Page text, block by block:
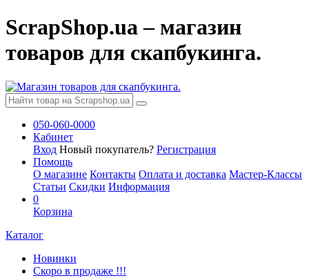
ScrapShop.ua – магазин
товаров для скапбукинга.
050-060-0000
Кабинет
Вход Новый покупатель? Регистрация
Помощь
О магазине Контакты Оплата и доставка Мастер-Классы
Статьи Скидки Информация
0
Корзина
Каталог
Новинки
Скоро в продаже !!!